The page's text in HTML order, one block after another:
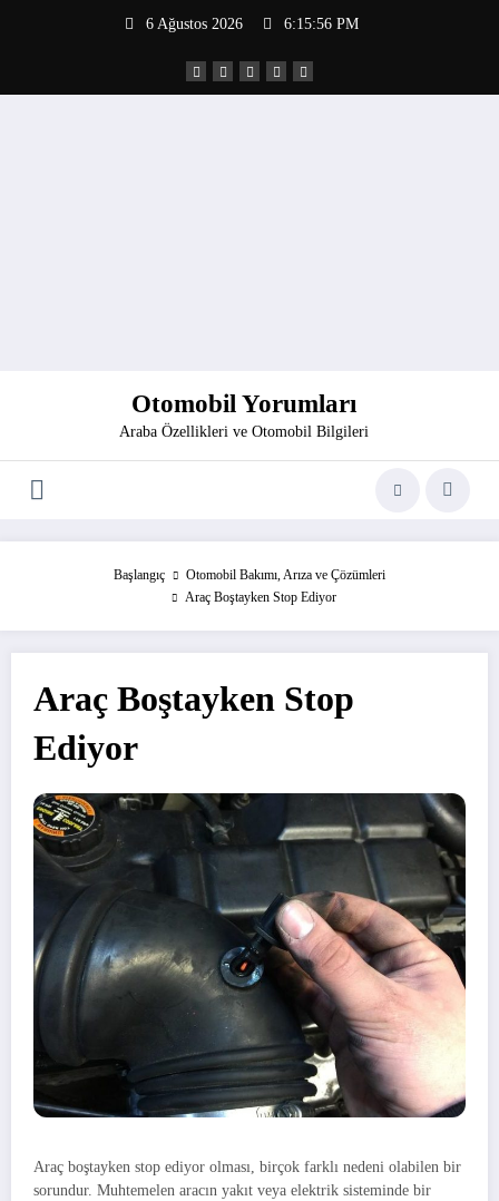
6 Ağustos 2026 6:15:57 PM
Otomobil Yorumları
Araba Özellikleri ve Otomobil Bilgileri
Başlangıç
Otomobil Bakımı, Arıza ve Çözümleri
Araç Boştayken Stop Ediyor
Araç Boştayken Stop
Ediyor
Araç boştayken stop ediyor olması, birçok farklı nedeni olabilen bir
sorundur. Muhtemelen aracın yakıt veya elektrik sisteminde bir